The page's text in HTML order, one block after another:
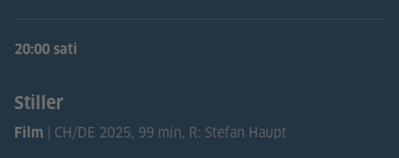
20:00 sati
Stiller
Film | CH/DE 2025, 99 min, R: Stefan Haupt